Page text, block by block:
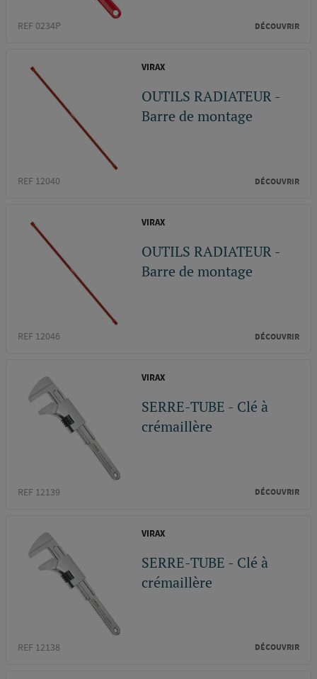
REF 0234P DÉCOUVRIR
VIRAX
OUTILS RADIATEUR -
Barre de montage
REF 12040 DÉCOUVRIR
VIRAX
OUTILS RADIATEUR -
Barre de montage
REF 12046 DÉCOUVRIR
VIRAX
SERRE-TUBE - Clé à
crémaillère
REF 12139 DÉCOUVRIR
VIRAX
SERRE-TUBE - Clé à
crémaillère
REF 12138 DÉCOUVRIR